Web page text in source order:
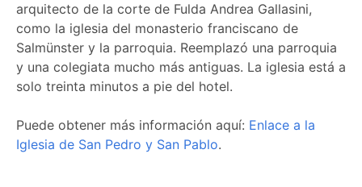
arquitecto de la corte de Fulda Andrea Gallasini,
como la iglesia del monasterio franciscano de
Salmünster y la parroquia. Reemplazó una parroquia
y una colegiata mucho más antiguas. La iglesia está a
solo treinta minutos a pie del hotel.
Puede obtener más información aquí: Enlace a la
Iglesia de San Pedro y San Pablo.